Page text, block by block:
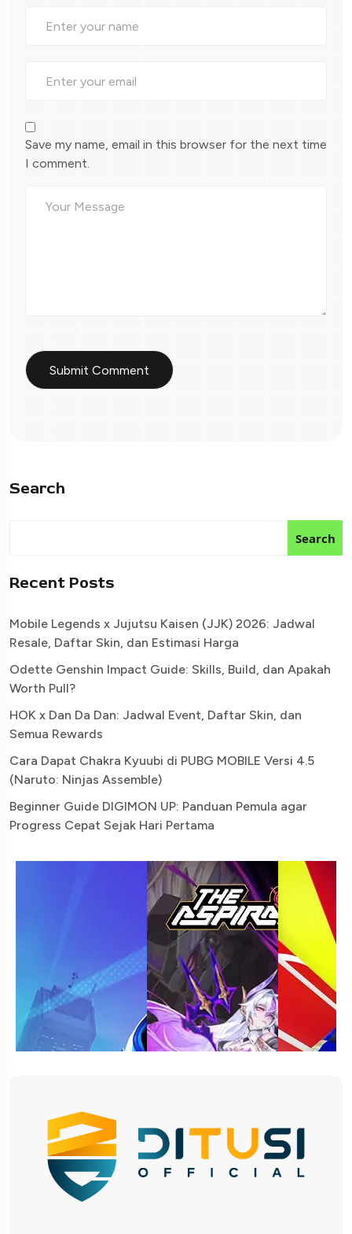
Save my name, email in this browser for the next time
I comment.
Search
Search
Recent Posts
Mobile Legends x Jujutsu Kaisen (JJK) 2026: Jadwal
Resale, Daftar Skin, dan Estimasi Harga
Odette Genshin Impact Guide: Skills, Build, dan Apakah
Worth Pull?
HOK x Dan Da Dan: Jadwal Event, Daftar Skin, dan
Semua Rewards
Cara Dapat Chakra Kyuubi di PUBG MOBILE Versi 4.5
(Naruto: Ninjas Assemble)
Beginner Guide DIGIMON UP: Panduan Pemula agar
Progress Cepat Sejak Hari Pertama